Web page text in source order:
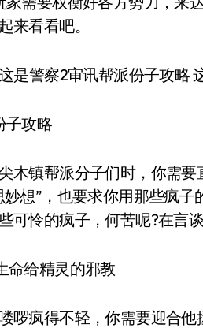
来看看吧。
子攻略
木镇帮派分子们时，你需
想”，也要求你用那些疯
可怜的疯子，何苦呢?在言
给精灵的邪教
啰疯得不轻，你需要迎合